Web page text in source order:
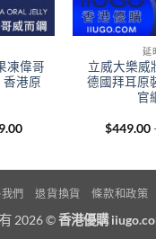
凍偉哥
香港原
Price
$1,249.00
延
立威大樂威
德國拜耳原
官
$449.00
們 退貨換貨 條款和政策
2026 ©香港優購